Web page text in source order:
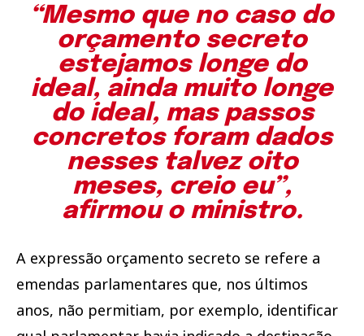
“Mesmo que no caso do
orçamento secreto
estejamos longe do
ideal, ainda muito longe
do ideal, mas passos
concretos foram dados
nesses talvez oito
meses, creio eu”,
afirmou o ministro.
A expressão orçamento secreto se refere a
emendas parlamentares que, nos últimos
anos, não permitiam, por exemplo, identificar